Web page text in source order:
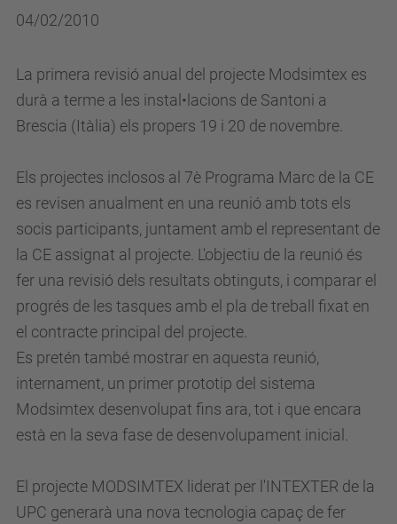
04/02/2010
La primera revisió anual del projecte Modsimtex es
durà a terme a les instal•lacions de Santoni a
Brescia (Itàlia) els propers 19 i 20 de novembre.
Els projectes inclosos al 7è Programa Marc de la CE
es revisen anualment en una reunió amb tots els
socis participants, juntament amb el representant de
la CE assignat al projecte. L'objectiu de la reunió és
fer una revisió dels resultats obtinguts, i comparar el
progrés de les tasques amb el pla de treball fixat en
el contracte principal del projecte.
Es pretén també mostrar en aquesta reunió,
internament, un primer prototip del sistema
Modsimtex desenvolupat fins ara, tot i que encara
està en la seva fase de desenvolupament inicial.
El projecte MODSIMTEX liderat per l'INTEXTER de la
UPC generarà una nova tecnologia capaç de fer